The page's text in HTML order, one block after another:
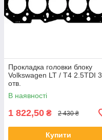
Прокладка головки блоку
Volkswagen LT / T4 2.5TDI 3
отв.
В наявності
1 822,50 ₴ 2 430 ₴
Купити